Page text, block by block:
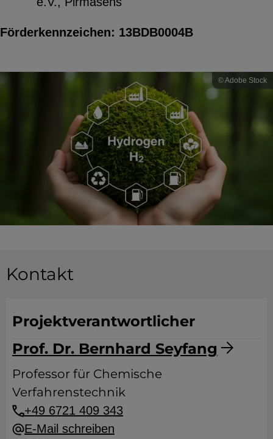
Förderkennzeichen: 13BDB0004B
© Adobe Stock
Kontakt
Prof. Dr. Bernhard Seyfang
Projektverantwortlicher
Professor für Chemische
Verfahrenstechnik
+49 6721 409 343
E-Mail schreiben